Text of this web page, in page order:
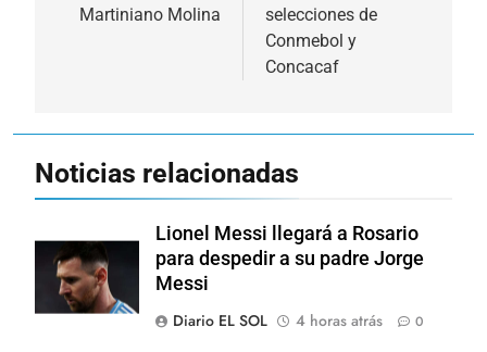
Martiniano Molina
selecciones de
Conmebol y
Concacaf
Noticias relacionadas
Lionel Messi llegará a Rosario
para despedir a su padre Jorge
Messi
Diario EL SOL
4 horas atrás 0